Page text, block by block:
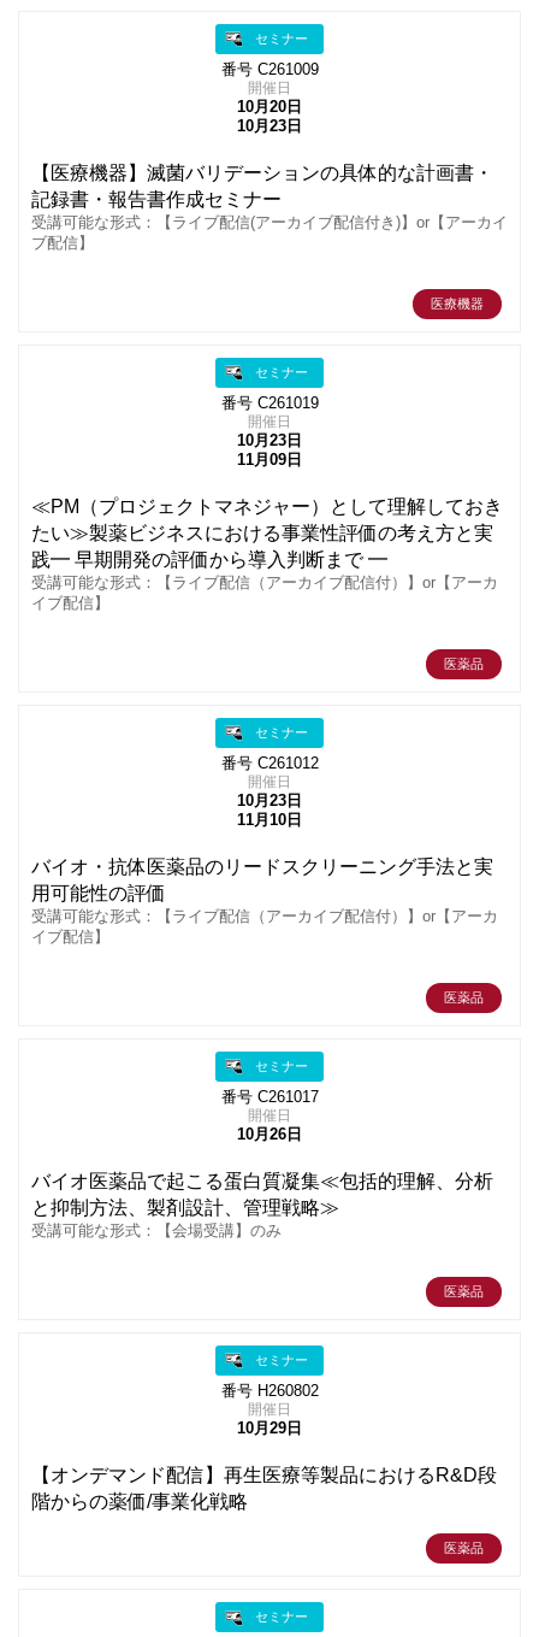
セミナー
番号 C261009
開催日
10月20日
10月23日
【医療機器】滅菌バリデーションの具体的な計画書・
記録書・報告書作成セミナー
受講可能な形式：【ライブ配信(アーカイブ配信付き)】or【アーカイ
ブ配信】
医療機器
セミナー
番号 C261019
開催日
10月23日
11月09日
≪PM（プロジェクトマネジャー）として理解しておき
たい≫製薬ビジネスにおける事業性評価の考え方と実
践━ 早期開発の評価から導入判断まで ━
受講可能な形式：【ライブ配信（アーカイブ配信付）】or【アーカ
イブ配信】
医薬品
セミナー
番号 C261012
開催日
10月23日
11月10日
バイオ・抗体医薬品のリードスクリーニング手法と実
用可能性の評価
受講可能な形式：【ライブ配信（アーカイブ配信付）】or【アーカ
イブ配信】
医薬品
セミナー
番号 C261017
開催日
10月26日
バイオ医薬品で起こる蛋白質凝集≪包括的理解、分析
と抑制方法、製剤設計、管理戦略≫
受講可能な形式：【会場受講】のみ
医薬品
セミナー
番号 H260802
開催日
10月29日
【オンデマンド配信】再生医療等製品におけるR&D段
階からの薬価/事業化戦略
医薬品
セミナー